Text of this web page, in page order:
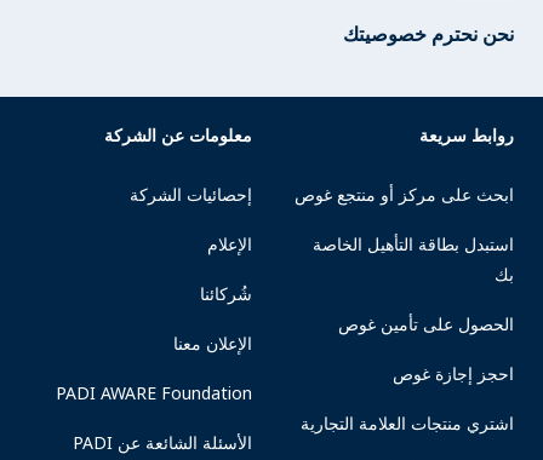
نحن نحترم خصوصيتك
روابط سريعة
ابحث على مركز أو منتجع غوص
استبدل بطاقة التأهيل الخاصة
بك
الحصول على تأمين غوص
احجز إجازة غوص
اشتري منتجات العلامة التجارية
معلومات عن الشركة
إحصائيات الشركة
الإعلام
شُركائنا
الإعلان معنا
PADI AWARE Foundation
الأسئلة الشائعة عن PADI